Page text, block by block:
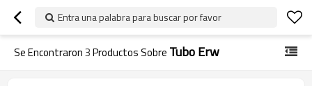
Entra una palabra para buscar por favor
Se Encontraron3Productos Sobre Tubo Erw